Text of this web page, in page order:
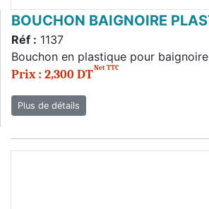
BOUCHON BAIGNOIRE
Réf : 1137
Bouchon en plastique pour baignoire
Prix : 2,300 DTNet TTC
Plus de détails